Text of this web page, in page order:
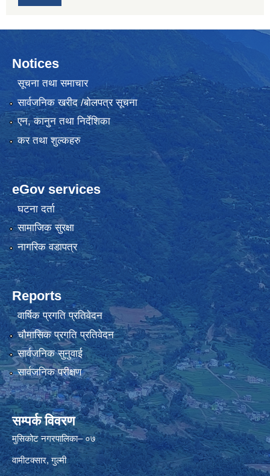
Notices
सूचना तथा समाचार
सार्वजनिक खरीद /बोलपत्र सूचना
एन, कानुन तथा निर्देशिका
कर तथा शुल्कहरु
eGov services
घटना दर्ता
सामाजिक सुरक्षा
नागरिक वडापत्र
Reports
वार्षिक प्रगति प्रतिवेदन
चौमासिक प्रगति प्रतिवेदन
सार्वजनिक सुनुवाई
सार्वजनिक परीक्षण
सम्पर्क विवरण
मुसिकोट नगरपालिका– ०७
वामीटक्सार, गुल्मी